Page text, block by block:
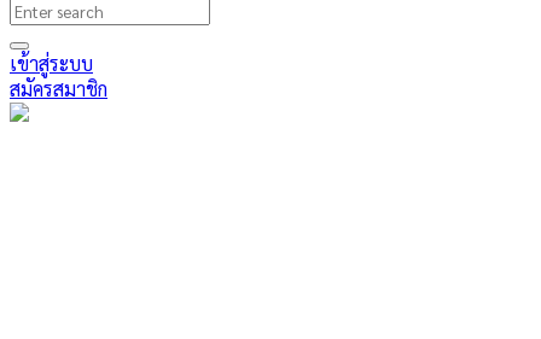
เข้าสู่ระบบ
สมัครสมาชิก